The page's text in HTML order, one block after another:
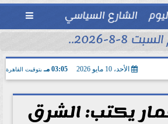
الشارع السياسي 
8-2026..
الأحد، 10 مايو 2026 03:05 مـ بتوقيت القاهرة
يكتب: الشرق